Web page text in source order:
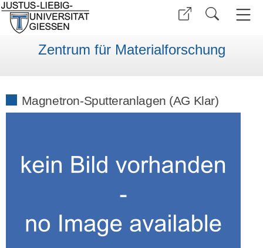
Zentrum für Materialforschung
Magnetron-Sputteranlagen (AG Klar)